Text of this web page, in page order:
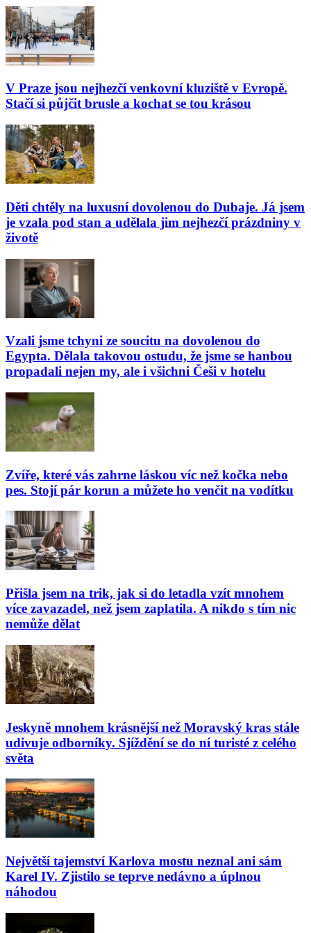
V Praze jsou nejhezčí venkovní kluziště v Evropě.
Stačí si půjčit brusle a kochat se tou krásou
Děti chtěly na luxusní dovolenou do Dubaje. Já jsem
je vzala pod stan a udělala jim nejhezčí prázdniny v
životě
Vzali jsme tchyni ze soucitu na dovolenou do
Egypta. Dělala takovou ostudu, že jsme se hanbou
propadali nejen my, ale i všichni Češi v hotelu
Zvíře, které vás zahrne láskou víc než kočka nebo
pes. Stojí pár korun a můžete ho venčit na vodítku
Přišla jsem na trik, jak si do letadla vzít mnohem
více zavazadel, než jsem zaplatila. A nikdo s tím nic
nemůže dělat
Jeskyně mnohem krásnější než Moravský kras stále
udivuje odborníky. Sjíždění se do ní turisté z celého
světa
Největší tajemství Karlova mostu neznal ani sám
Karel IV. Zjistilo se teprve nedávno a úplnou
náhodou